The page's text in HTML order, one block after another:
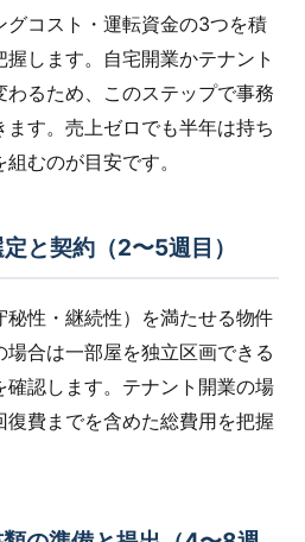
グコスト・運転資金の3つを積
します。自宅開業かテナント
るため、このステップで事務
す。売上ゼロでも半年は持ち
むのが目安です。
と契約（2〜5週目）
性・継続性）を満たせる物件
合は一部屋を独立区画できる
認します。テナント開業の場
費までを含めた総費用を把握